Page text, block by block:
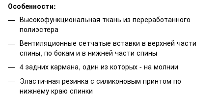
Особенности:
Высокофункциональная ткань из переработанного
полиэстера
Вентиляционные сетчатые вставки в верхней части
спины, по бокам и в нижней части спины
4 задних кармана, один из которых - на молнии
Эластичная резинка с силиконовым принтом по
нижнему краю спинки